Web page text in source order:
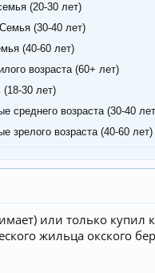
(20-30 лет)
(30-40 лет)
(40-60 лет)
возраста (60+ лет)
30 лет)
среднего возраста (30-40
зрелого возраста (40-60 лет)
или только купил
жильца окского